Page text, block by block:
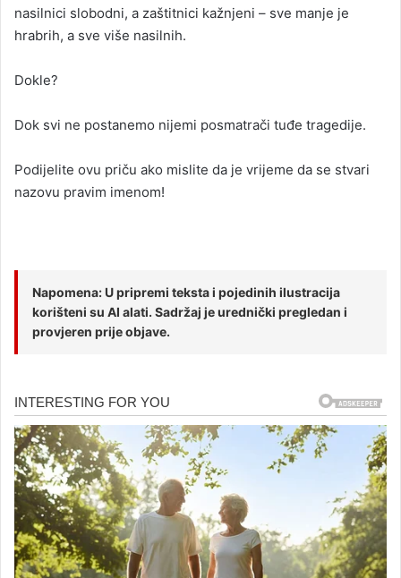
nasilnici slobodni, a zaštitnici kažnjeni – sve manje je
hrabrih, a sve više nasilnih.
Dokle?
Dok svi ne postanemo nijemi posmatrači tuđe tragedije.
Podijelite ovu priču ako mislite da je vrijeme da se stvari
nazovu pravim imenom!
Napomena: U pripremi teksta i pojedinih ilustracija
korišteni su AI alati. Sadržaj je urednički pregledan i
provjeren prije objave.